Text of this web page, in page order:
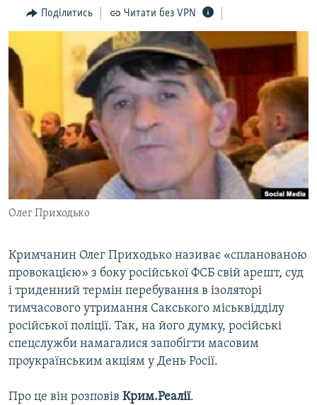
Перейти
до
пошуку
ПОГЛЯД
ВСЕ ЗА ДЕНЬ
СПЕЦПРОЕКТИ
ДЕПОРТАЦІЯ
ВІДЕОУРОКИ «ELIFBE»
СВІДЧЕННЯ ОКУПАЦІЇ
УКРАЇНСЬКА ПРОБЛЕМА КРИМУ
ІНФОГРАФІКА
ЯК ОБІЙТИ БЛОКУВАННЯ
Русский
Qırımtatar
ДОЛУЧАЙСЯ!
Усі сайти RFE/RL
Поділитись Читати без VPN
Олег Приходько
Кримчанин Олег Приходько називає «спланованою
провокацією» з боку російської ФСБ свій арешт, суд
і триденний термін перебування в ізоляторі
тимчасового утримання Сакського міськвідділу
російської поліції. Так, на його думку, російські
спецслужби намагалися запобігти масовим
проукраїнським акціям у День Росії.
Про це він розповів Крим.Реалії.